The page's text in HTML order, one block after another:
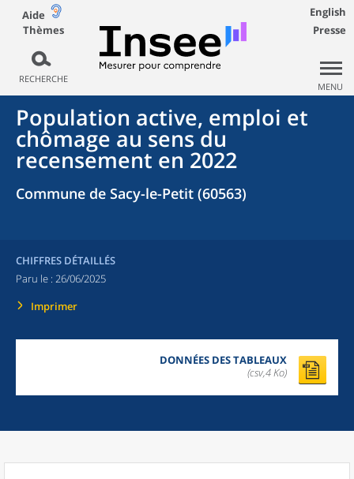
Aide
Thèmes
RECHERCHE
English
Presse
MENU
Population active, emploi et
chômage au sens du
recensement en 2022
Commune de Sacy-le-Petit (60563)
CHIFFRES DÉTAILLÉS
Paru le : 26/06/2025
Imprimer
DONNÉES DES TABLEAUX
(csv,4 Ko)